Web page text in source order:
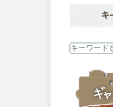
キ
検